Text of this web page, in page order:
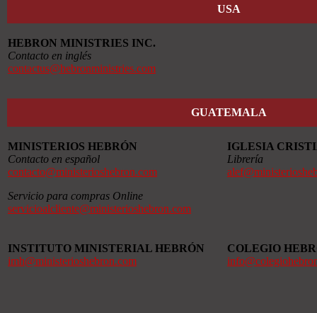
USA
HEBRON MINISTRIES INC.
Contacto en inglés
contactus@hebronministries.com
GUATEMALA
MINISTERIOS HEBRÓN
Contacto en español
contacto@ministerioshebron.com
Servicio para compras Online
servicioalcliente@ministerioshebron.com
IGLESIA
Librería
INSTITUTO MINISTERIAL HEBRÓN
imh@ministerioshebron.com
COLEGIO